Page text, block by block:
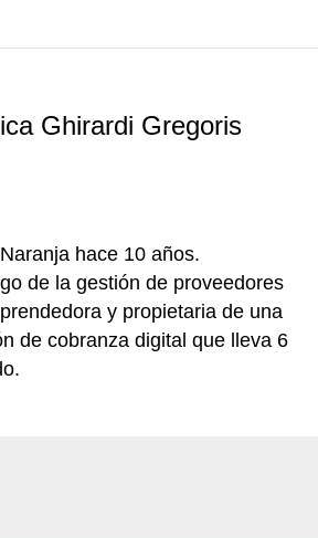
Ghirardi Gregoris
hace 10 años.
de la gestión de proveedores
y propietaria de una
de cobranza digital que lleva 6